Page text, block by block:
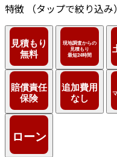
特徴
（タップで絞り込み）